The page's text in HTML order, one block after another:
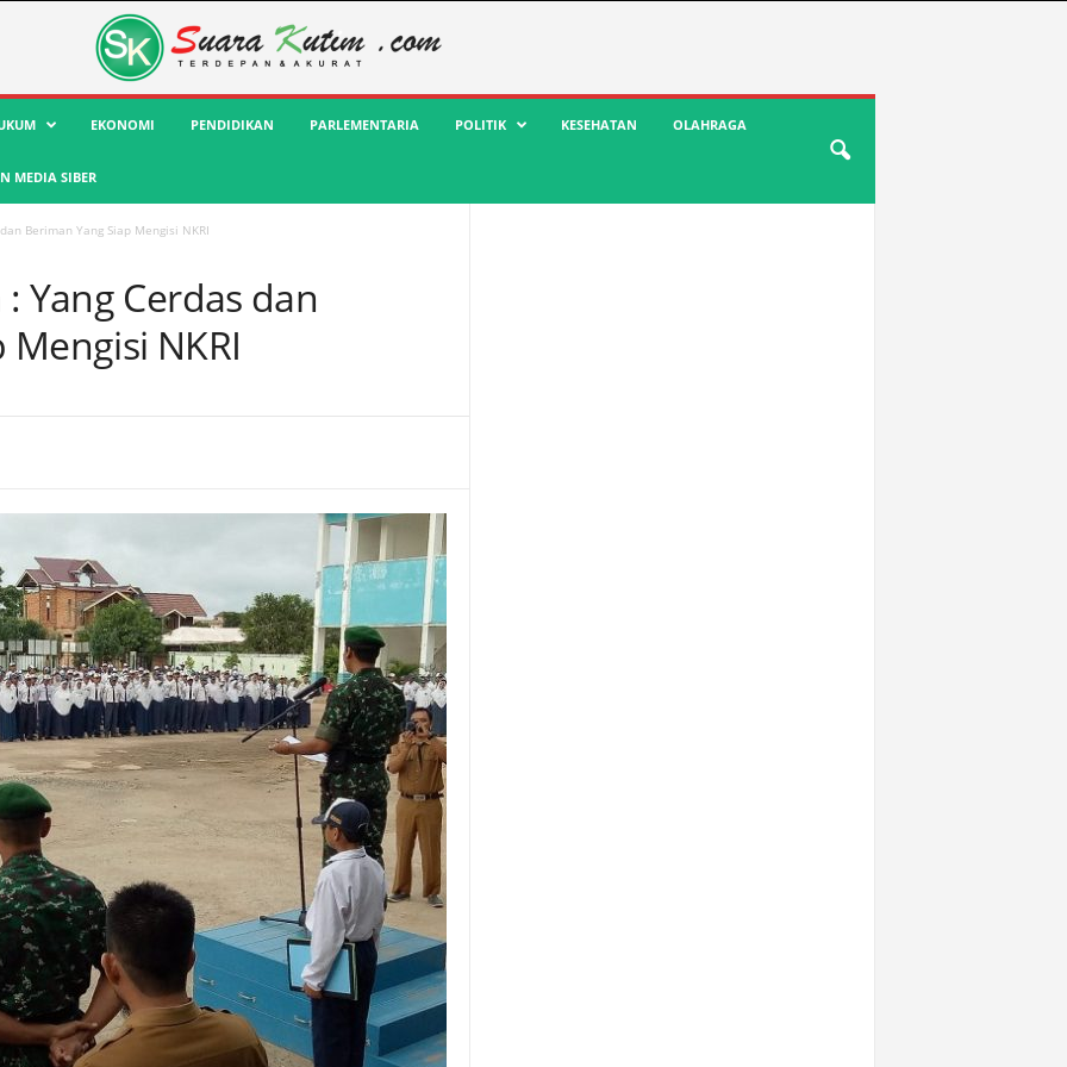
EKONOMI PENDIDIKAN PARLEMENTARIA POLITIK KESEHATAN OLAHRAGA
MEDIA SIBER
Beriman Yang Siap Mengisi NKRI
Yang Cerdas dan
NKRI